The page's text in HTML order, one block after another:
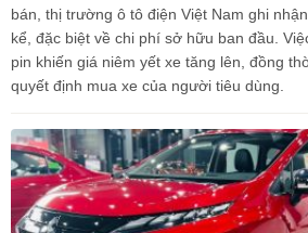
bán, thị trường ô tô điện Việt Nam ghi
kể, đặc biệt về chi phí sở hữu ban đầu.
pin khiến giá niêm yết xe tăng lên, đồng
quyết định mua xe của người tiêu dùng.